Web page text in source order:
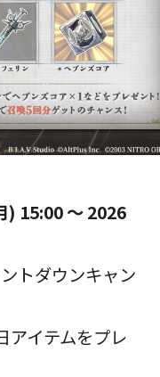
) 15:00 ～ 2026
トダウンキャン
アイテムをプレ